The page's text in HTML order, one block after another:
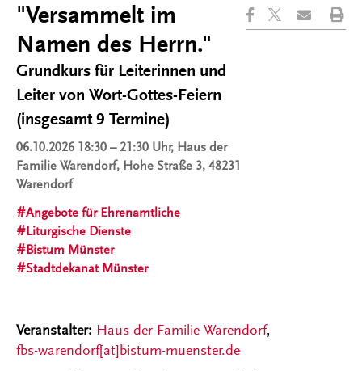
"Versammelt im
Namen des Herrn."
Grundkurs für Leiterinnen und
Leiter von Wort-Gottes-Feiern
(insgesamt 9 Termine)
06.10.2026 18:30 – 21:30 Uhr, Haus der
Familie Warendorf, Hohe Straße 3, 48231
Warendorf
Angebote für Ehrenamtliche
Liturgische Dienste
Bistum Münster
Stadtdekanat Münster
Veranstalter: Haus der Familie Warendorf,
fbs-warendorf[at]bistum-muenster.de